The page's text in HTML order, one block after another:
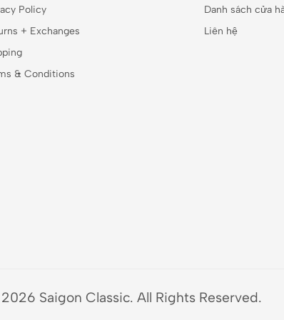
Policy
+ Exchanges
& Conditions
Danh sách cửa
Liên hệ
Saigon Classic. All Rights Reserved.